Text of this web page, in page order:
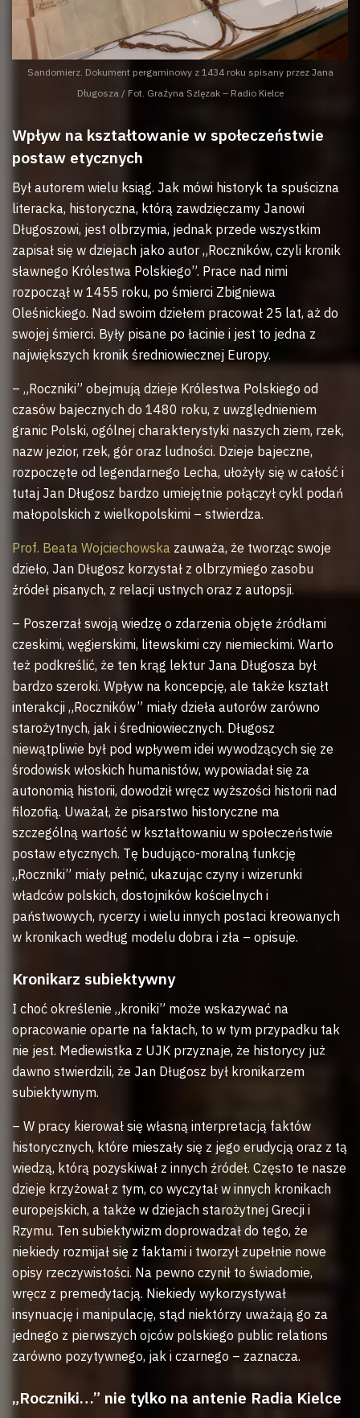
Sandomierz. Dokument pergaminowy z 1434 roku spisany przez Jana
Długosza / Fot. Grażyna Szlęzak – Radio Kielce
Wpływ na kształtowanie w społeczeństwie
postaw etycznych
Był autorem wielu ksiąg. Jak mówi historyk ta spuścizna
literacka, historyczna, którą zawdzięczamy Janowi
Długoszowi, jest olbrzymia, jednak przede wszystkim
zapisał się w dziejach jako autor „Roczników, czyli kronik
sławnego Królestwa Polskiego”. Prace nad nimi
rozpoczął w 1455 roku, po śmierci Zbigniewa
Oleśnickiego. Nad swoim dziełem pracował 25 lat, aż do
swojej śmierci. Były pisane po łacinie i jest to jedna z
największych kronik średniowiecznej Europy.
– „Roczniki” obejmują dzieje Królestwa Polskiego od
czasów bajecznych do 1480 roku, z uwzględnieniem
granic Polski, ogólnej charakterystyki naszych ziem, rzek,
nazw jezior, rzek, gór oraz ludności. Dzieje bajeczne,
rozpoczęte od legendarnego Lecha, ułożyły się w całość i
tutaj Jan Długosz bardzo umiejętnie połączył cykl podań
małopolskich z wielkopolskimi – stwierdza.
Prof. Beata Wojciechowska zauważa, że tworząc swoje
dzieło, Jan Długosz korzystał z olbrzymiego zasobu
źródeł pisanych, z relacji ustnych oraz z autopsji.
– Poszerzał swoją wiedzę o zdarzenia objęte źródłami
czeskimi, węgierskimi, litewskimi czy niemieckimi. Warto
też podkreślić, że ten krąg lektur Jana Długosza był
bardzo szeroki. Wpływ na koncepcję, ale także kształt
interakcji „Roczników” miały dzieła autorów zarówno
starożytnych, jak i średniowiecznych. Długosz
niewątpliwie był pod wpływem idei wywodzących się ze
środowisk włoskich humanistów, wypowiadał się za
autonomią historii, dowodził wręcz wyższości historii nad
filozofią. Uważał, że pisarstwo historyczne ma
szczególną wartość w kształtowaniu w społeczeństwie
postaw etycznych. Tę budująco-moralną funkcję
„Roczniki” miały pełnić, ukazując czyny i wizerunki
władców polskich, dostojników kościelnych i
państwowych, rycerzy i wielu innych postaci kreowanych
w kronikach według modelu dobra i zła – opisuje.
Kronikarz subiektywny
I choć określenie „kroniki” może wskazywać na
opracowanie oparte na faktach, to w tym przypadku tak
nie jest. Mediewistka z UJK przyznaje, że historycy już
dawno stwierdzili, że Jan Długosz był kronikarzem
subiektywnym.
– W pracy kierował się własną interpretacją faktów
historycznych, które mieszały się z jego erudycją oraz z tą
wiedzą, którą pozyskiwał z innych źródeł. Często te nasze
dzieje krzyżował z tym, co wyczytał w innych kronikach
europejskich, a także w dziejach starożytnej Grecji i
Rzymu. Ten subiektywizm doprowadzał do tego, że
niekiedy rozmijał się z faktami i tworzył zupełnie nowe
opisy rzeczywistości. Na pewno czynił to świadomie,
wręcz z premedytacją. Niekiedy wykorzystywał
insynuację i manipulację, stąd niektórzy uważają go za
jednego z pierwszych ojców polskiego public relations
zarówno pozytywnego, jak i czarnego – zaznacza.
„Roczniki…” nie tylko na antenie Radia Kielce